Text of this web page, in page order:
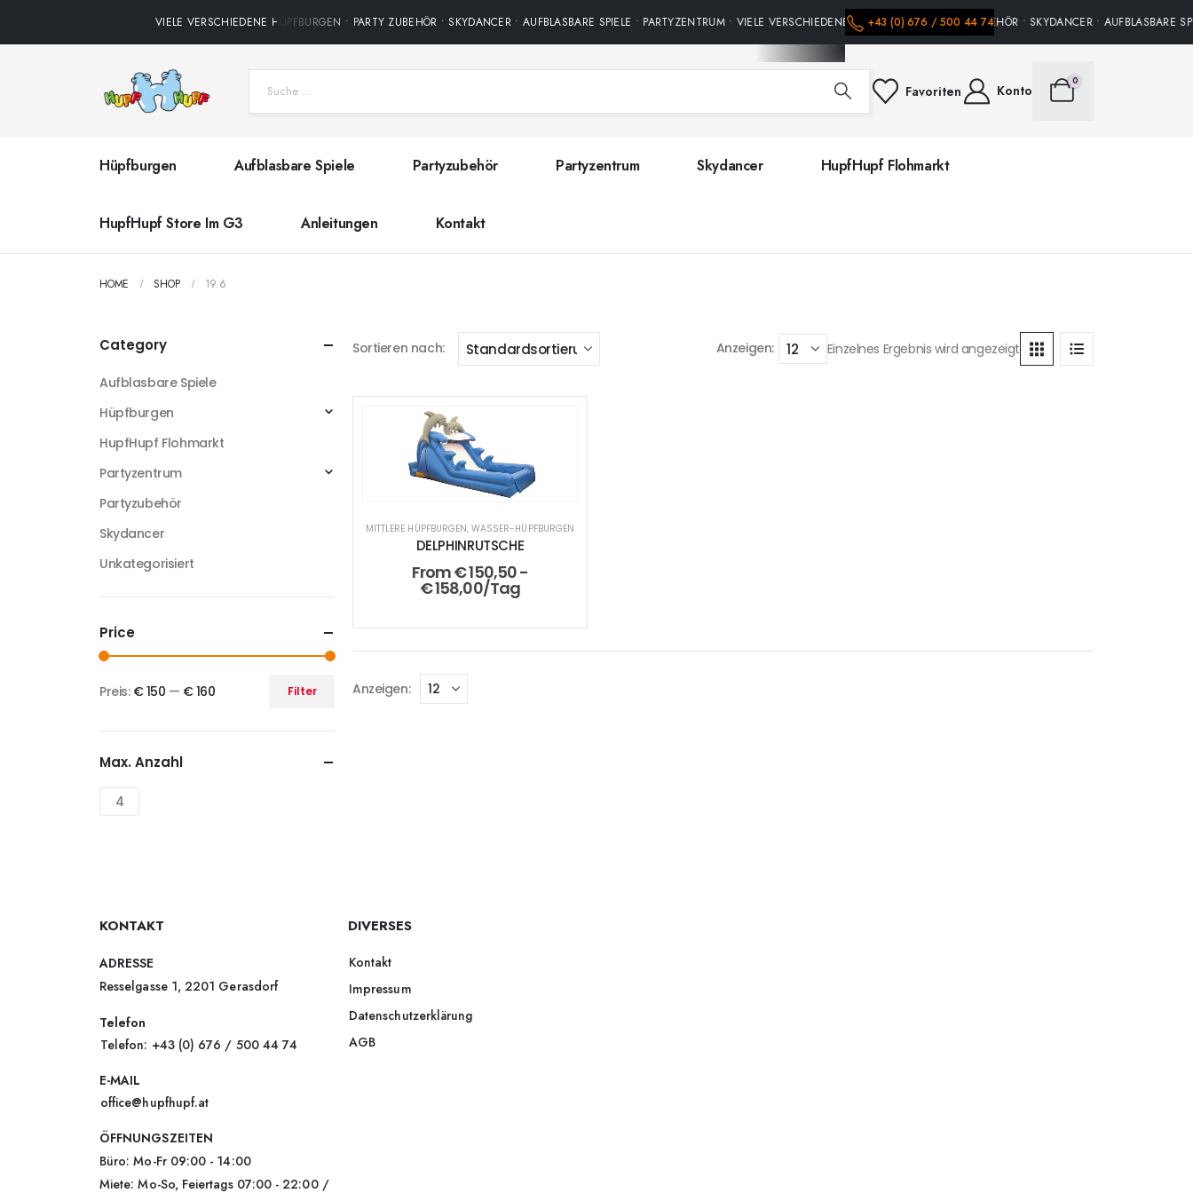
VIELE VERSCHIEDENE HÜPFBURGEN • PARTY ZUBEHÖR • SKYDANCER • AUFBLASBARE SPIELE • PARTYZENTRUM • VIELE VERSCHIEDENE HÜPFBURGEN • PARTY ZUBEHÖR • SKYDANCER •
+43 (0) 676 / 500 44 74
Favoriten Konto
0
Hüpfburgen Aufblasbare Spiele Partyzubehör Partyzentrum Skydancer HupfHupf Flohmarkt
HupfHupf Store Im G3 Anleitungen Kontakt
HOME SHOP 19.6
Sortieren nach: Anzeigen: Einzelnes Ergebnis wird angezeigt
MITTLERE HÜPFBURGEN,WASSER-HÜPFBURGEN
DELPHINRUTSCHE
From€150,50-
€158,00/Tag
Anzeigen:
Category
Aufblasbare Spiele
Hüpfburgen
HupfHupf Flohmarkt
Partyzentrum
Partyzubehör
Skydancer
Unkategorisiert
Price
Filter
Preis: € 150 — € 160
Max. Anzahl
4
KONTAKT
ADRESSE
Resselgasse 1, 2201 Gerasdorf
Telefon
Telefon: +43 (0) 676 / 500 44 74
E-MAIL
office@hupfhupf.at
ÖFFNUNGSZEITEN
Büro: Mo-Fr 09:00 - 14:00
Miete: Mo-So, Feiertags 07:00 - 22:00 /
DIVERSES
Kontakt
Impressum
Datenschutzerklärung
AGB